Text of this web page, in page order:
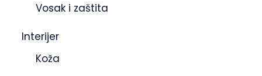
Vosak i zaštita
Interijer
Koža